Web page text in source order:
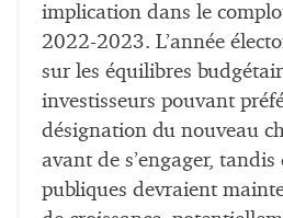
implication dans le
2022-2023. L’année
sur les équilibres
investisseurs pouvant
désignation du nouveau
avant de s’engager, tandis
publiques devraient